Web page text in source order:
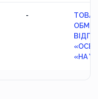
-
«НА